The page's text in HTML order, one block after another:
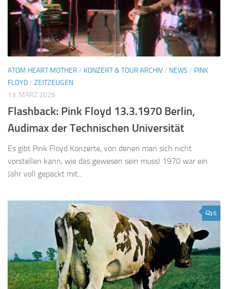
ATOM HEART MOTHER / KONZERT & TOUR ARCHIV/ NEWS / PINK
FLOYD/ ZEITZEUGEN
13. MÄRZ 2026
Flashback: Pink Floyd 13.3.1970 Berlin,
Audimax der Technischen Universität
Es gibt Pink Floyd Konzerte, von denen man sich nicht
vorstellen kann, wie das gewesen sein muss! 1970 war ein
Jahr voll gepackt mit...
6